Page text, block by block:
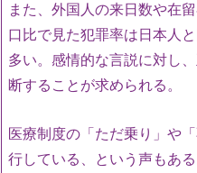
また、外国人の来日数や在
口比で見た犯罪率は日本人
多い。感情的な言説に対し
断することが求められる。
医療制度の「ただ乗り」や
行している、という声もあ